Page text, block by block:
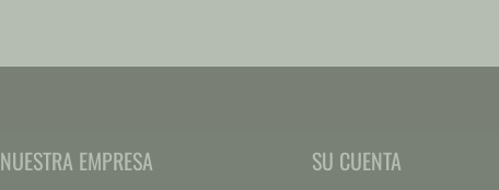
NUESTRA EMPRESA SU CUENTA